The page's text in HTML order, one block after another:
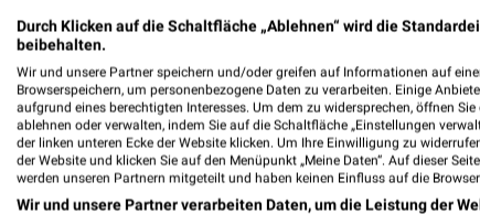
Durch Klicken auf die Schaltfläche „Ablehnen“ wird die
beibehalten.
Wir und unsere Partner speichern und/oder greifen auf Informationen auf
Browserspeichern, um personenbezogene Daten zu verarbeiten. Einige
aufgrund eines berechtigten Interesses. Um dem zu widersprechen, öffnen
ablehnen oder verwalten, indem Sie auf die Schaltfläche „Einstellungen
der linken unteren Ecke der Website klicken. Um Ihre Einwilligung zu
der Website und klicken Sie auf den Menüpunkt „Meine Daten“. Auf dieser
werden unseren Partnern mitgeteilt und haben keinen Einfluss auf die
Wir und unsere Partner verarbeiten Daten, um die Leistung der